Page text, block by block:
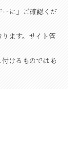
に」ご確認くだ
ます。サイト管
けるものではあ